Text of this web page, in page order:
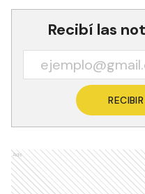
Recibí las
Ads